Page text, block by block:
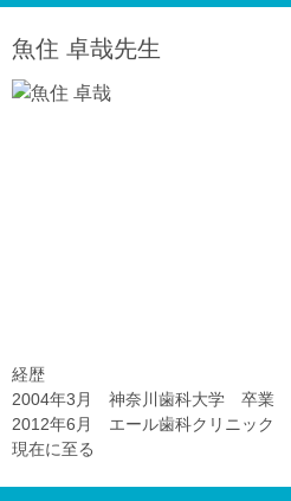
魚住 卓哉先生
経歴
2004年3月 神奈川歯科大学 卒業
2012年6月 エール歯科クリニック
現在に至る